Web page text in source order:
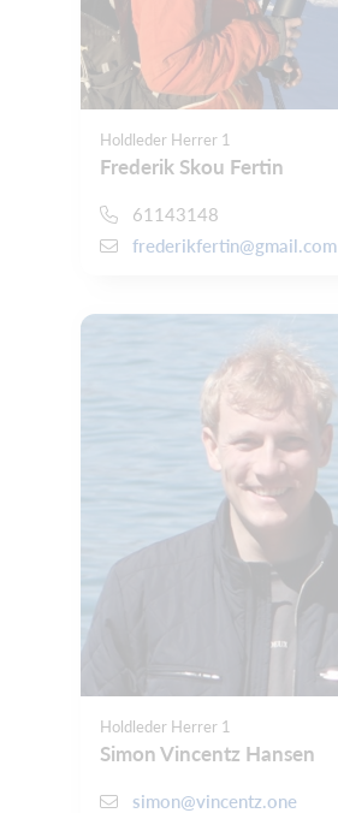
Holdleder Herrer 1
Frederik Skou Fertin
61143148
frederikfertin@gmail.com
Holdleder Herrer 1
Simon Vincentz Hansen
simon@vincentz.one